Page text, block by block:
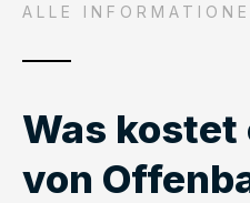
ALLE
Was kostet
von